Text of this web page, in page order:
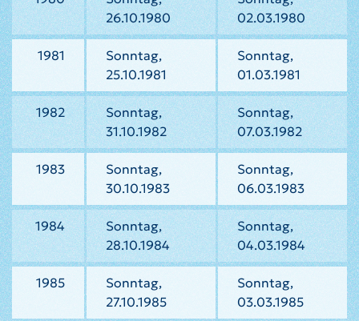
26.10.1980
02.03.1980
1981
Sonntag,
25.10.1981
Sonntag,
01.03.1981
1982
Sonntag,
31.10.1982
Sonntag,
07.03.1982
1983
Sonntag,
30.10.1983
Sonntag,
06.03.1983
1984
Sonntag,
28.10.1984
Sonntag,
04.03.1984
1985
Sonntag,
27.10.1985
Sonntag,
03.03.1985